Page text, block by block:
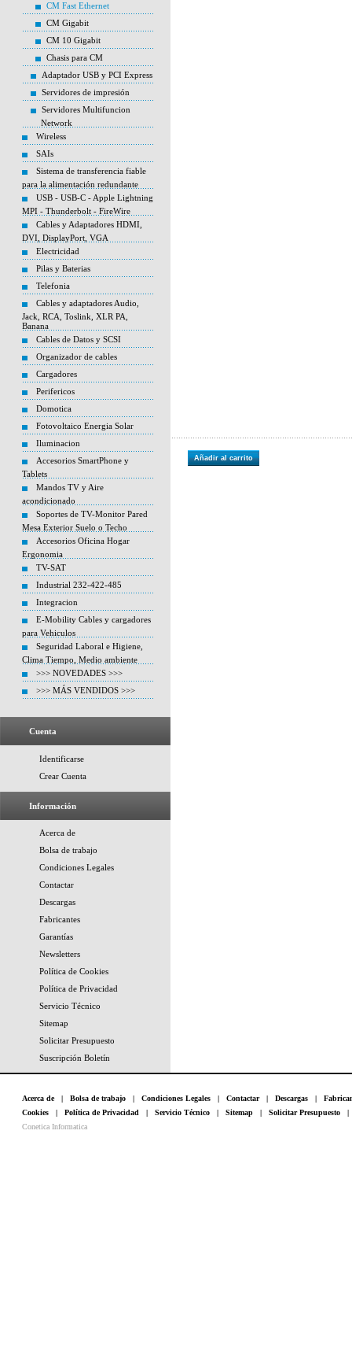
CM Fast Ethernet
CM Gigabit
CM 10 Gigabit
Chasis para CM
Adaptador USB y PCI Express
Servidores de impresión
Servidores Multifuncion
Network
Wireless
SAIs
Sistema de transferencia fiable
para la alimentación redundante
USB - USB-C - Apple Lightning
MPI - Thunderbolt - FireWire
Cables y Adaptadores HDMI,
DVI, DisplayPort, VGA
Electricidad
Pilas y Baterias
Telefonia
Cables y adaptadores Audio,
Jack, RCA, Toslink, XLR PA,
Banana
Cables de Datos y SCSI
Organizador de cables
Cargadores
Perifericos
Domotica
Fotovoltaico Energia Solar
Iluminacion
Accesorios SmartPhone y
Tablets
Mandos TV y Aire
acondicionado
Soportes de TV-Monitor Pared
Mesa Exterior Suelo o Techo
Accesorios Oficina Hogar
Ergonomia
TV-SAT
Industrial 232-422-485
Integracion
E-Mobility Cables y cargadores
para Vehiculos
Seguridad Laboral e Higiene,
Clima Tiempo, Medio ambiente
>>> NOVEDADES >>>
>>> MÁS VENDIDOS >>>
Cuenta
Identificarse
Crear Cuenta
Información
Acerca de
Bolsa de trabajo
Condiciones Legales
Contactar
Descargas
Fabricantes
Garantías
Newsletters
Política de Cookies
Política de Privacidad
Servicio Técnico
Sitemap
Solicitar Presupuesto
Suscripción Boletín
Añadir al carrito
Acerca de| Bolsa de trabajo | Condiciones Legales | Contactar| Descargas |
Cookies | Política de Privacidad | Servicio Técnico | Sitemap | Solicitar Presupuesto
Conetica Informatica